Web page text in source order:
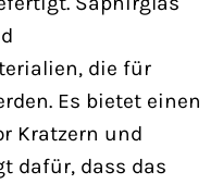
die für
Es bietet einen
Kratzern und
dafür, dass das